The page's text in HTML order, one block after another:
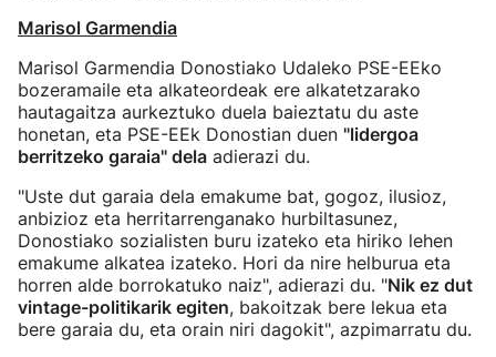
Marisol Garmendia
Marisol Garmendia Donostiako Udaleko PSE-EEko
bozeramaile eta alkateordeak ere alkatetzarako
hautagaitza aurkeztuko duela baieztatu du aste
honetan, eta PSE-EEk Donostian duen "lidergoa
berritzeko garaia" dela adierazi du.
"Uste dut garaia dela emakume bat, gogoz, ilusioz,
anbizioz eta herritarrenganako hurbiltasunez,
Donostiako sozialisten buru izateko eta hiriko lehen
emakume alkatea izateko. Hori da nire helburua eta
horren alde borrokatuko naiz", adierazi du. "Nik ez dut
vintage-politikarik egiten, bakoitzak bere lekua eta
bere garaia du, eta orain niri dagokit", azpimarratu du.